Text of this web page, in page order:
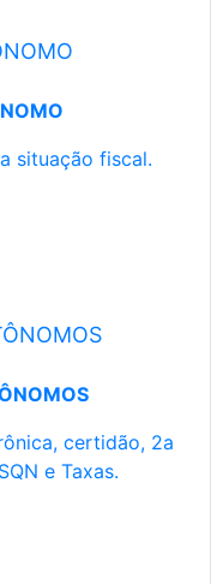
situação fiscal.
certidão, 2a
e Taxas.